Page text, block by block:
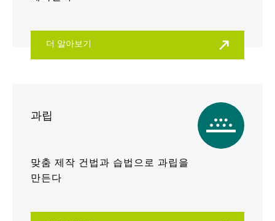
더 알아보기
과립
맞춤 제작 건법과 습법으로 과립을
만든다